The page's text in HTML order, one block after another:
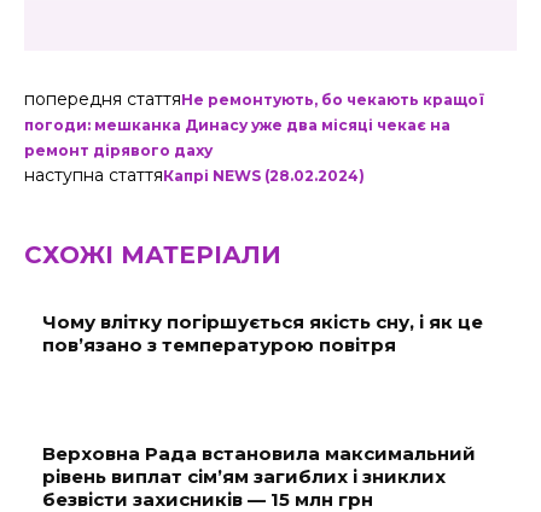
попередня статтяНе ремонтують, бо чекають кращої
погоди: мешканка Динасу уже два місяці чекає на
ремонт дірявого даху
наступна статтяКапрі NEWS (28.02.2024)
СХОЖІ МАТЕРІАЛИ
Чому влітку погіршується якість сну, і як це
пов’язано з температурою повітря
Верховна Рада встановила максимальний
рівень виплат сім’ям загиблих і зниклих
безвісти захисників — 15 млн грн